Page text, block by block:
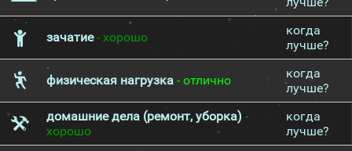
зачатие- хорошо
когда
лучше?
физическая нагрузка - отлично
когда
лучше?
домашние дела (ремонт, уборка) -
хорошо
когда
лучше?